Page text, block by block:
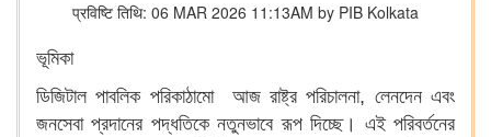
प्रविष्टि तिथि: 06 MAR 2026 11:13AM by PIB Kolkata
ভূমিকা
ডিজিটাল পাবলিক পরিকাঠামো আজ রাষ্ট্র পরিচালনা, লেনদেন এবং
জনসেবা প্রদানের পদ্ধতিকে নতুনভাবে রূপ দিচ্ছে। এই পরিবর্তনের